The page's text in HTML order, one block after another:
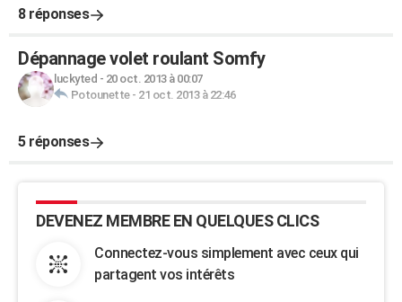
8 réponses
Dépannage volet roulant Somfy
luckyted - 20 oct. 2013 à 00:07
Potounette- 21 oct. 2013 à 22:46
5 réponses
DEVENEZ MEMBRE EN QUELQUES CLICS
Connectez-vous simplement avec ceux qui
partagent vos intérêts